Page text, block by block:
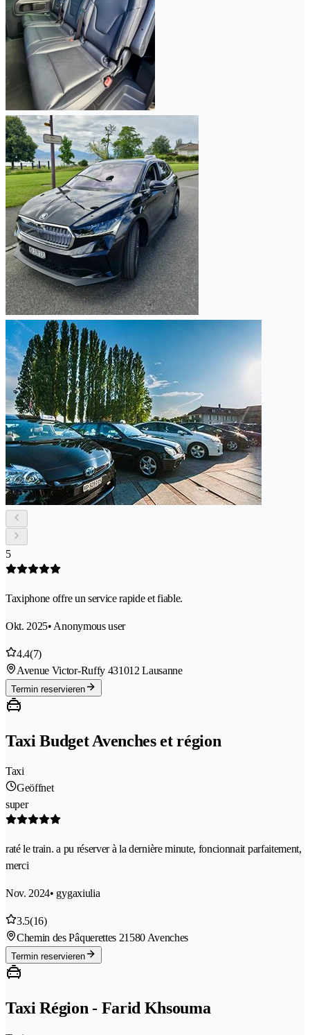
5
Taxiphone offre un service rapide et fiable.
Okt. 2025• Anonymous user
4.4(7)
Avenue Victor-Ruffy 431012 Lausanne
Termin reservieren
Taxi Budget Avenches et région
Taxi
Geöffnet
super
raté le train. a pu réserver à la dernière minute, foncionnait parfaitement,
merci
Nov. 2024• gygaxiulia
3.5(16)
Chemin des Pâquerettes 21580 Avenches
Termin reservieren
Taxi Région - Farid Khsouma